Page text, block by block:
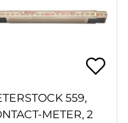
559,
METER, 2